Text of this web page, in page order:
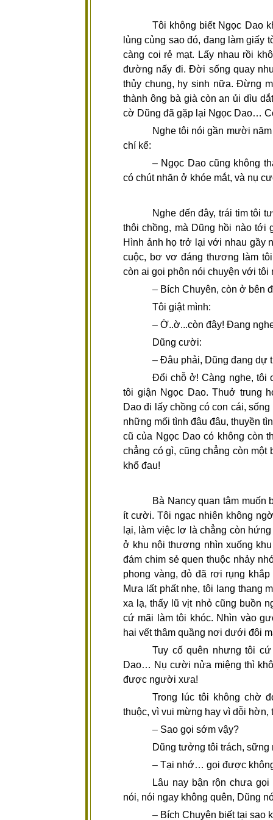
Tôi không biết Ngọc Dao
lủng củng sao đó, đang làm giấy
càng coi rẻ mạt. Lấy nhau rồi
đường nấy đi. Đời sống quay
thủy chung, hy sinh nữa. Đừng
thành ông bà già còn an ủi dìu
cờ Dũng đã gặp lại Ngọc Dao…
Nghe tôi nói gần mười
chí kể:
– Ngọc Dao cũng không
có chút nhăn ở khóe mắt, và nụ
Nghe đến đây, trái tim tôi
thôi chồng, mà Dũng hồi nào
Hình ảnh họ trở lại với nhau gầy
cuộc, bơ vơ đáng thương làm
còn ai gọi phôn nói chuyện với tôi
– Bích Chuyên, còn ở bên
Tôi giật mình:
– Ờ..ờ...còn đây! Đang
Dũng cười:
– Đâu phải, Dũng đang dự
Đổi chỗ ở! Càng nghe, tôi
tôi giận Ngọc Dao. Thuở trung
Dao đi lấy chồng có con cái,
những mối tình đâu đâu, thuyền
cũ của Ngọc Dao có không còn
chẳng có gì, cũng chẳng còn
khổ đau!
Bà Nancy quan tâm muốn
ít cười. Tôi ngạc nhiên không
lại, làm việc lơ là chẳng còn
ở khu nội thương nhìn xuống
đám chim sẻ quen thuộc nhảy
phong vàng, đỏ đã rơi rụng
Mưa lất phất nhẹ, tôi lang thang
xa lạ, thấy lũ vịt nhỏ cũng buồn
cứ mãi làm tôi khóc. Nhìn vào
hai vết thâm quầng nơi dưới đôi
Tuy cố quên nhưng tôi
Dao… Nụ cười nửa miệng thì
được người xưa!
Trong lúc tôi không chờ
thuộc, vì vui mừng hay vì dỗi hờn,
– Sao gọi sớm vậy?
Dũng tưởng tôi trách, sững
– Tại nhớ… gọi được
Lâu nay bận rộn chưa
nói, nói ngay không quên, Dũng
– Bích Chuyên biết tại sao